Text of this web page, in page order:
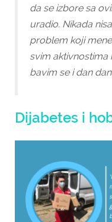
da se izbore sa
uradio. Nikada
problem koji
svim aktivnostima
bavim se i dan
Dijabetes i